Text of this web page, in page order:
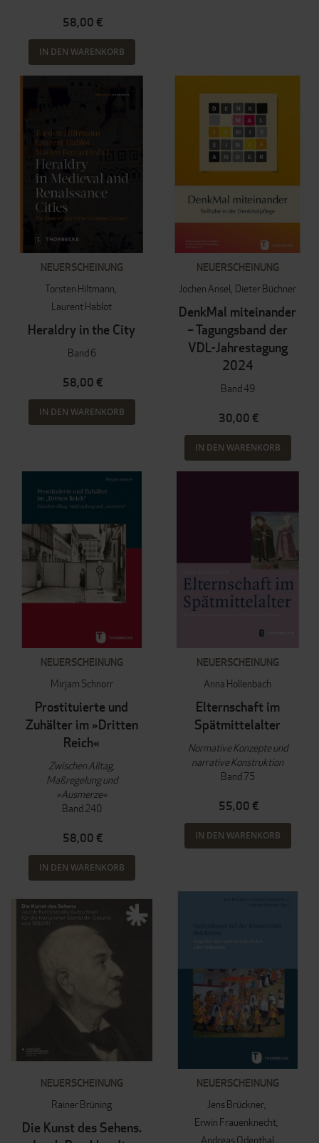
58,00 €
IN DEN WARENKORB
NEUERSCHEINUNG
Torsten Hiltmann
Laurent Hablot
Heraldry in the City
Band 6
58,00 €
IN DEN WARENKORB
NEUERSCHEINUNG
Jochen Ansel Dieter Büchner
DenkMal miteinander
– Tagungsband der
VDL-Jahrestagung
2024
Band 49
30,00 €
IN DEN WARENKORB
NEUERSCHEINUNG
Mirjam Schnorr
Prostituierte und
Zuhälter im »Dritten
Reich«
Zwischen Alltag,
Maßregelung und
»Ausmerze«
Band 240
58,00 €
IN DEN WARENKORB
NEUERSCHEINUNG
Anna Hollenbach
Elternschaft im
Spätmittelalter
Normative Konzepte und
narrative Konstruktion
Band 75
55,00 €
IN DEN WARENKORB
NEUERSCHEINUNG
Rainer Brüning
Die Kunst des Sehens.
NEUERSCHEINUNG
Jens Brückner
Erwin Frauenknecht
Andreas Odenthal